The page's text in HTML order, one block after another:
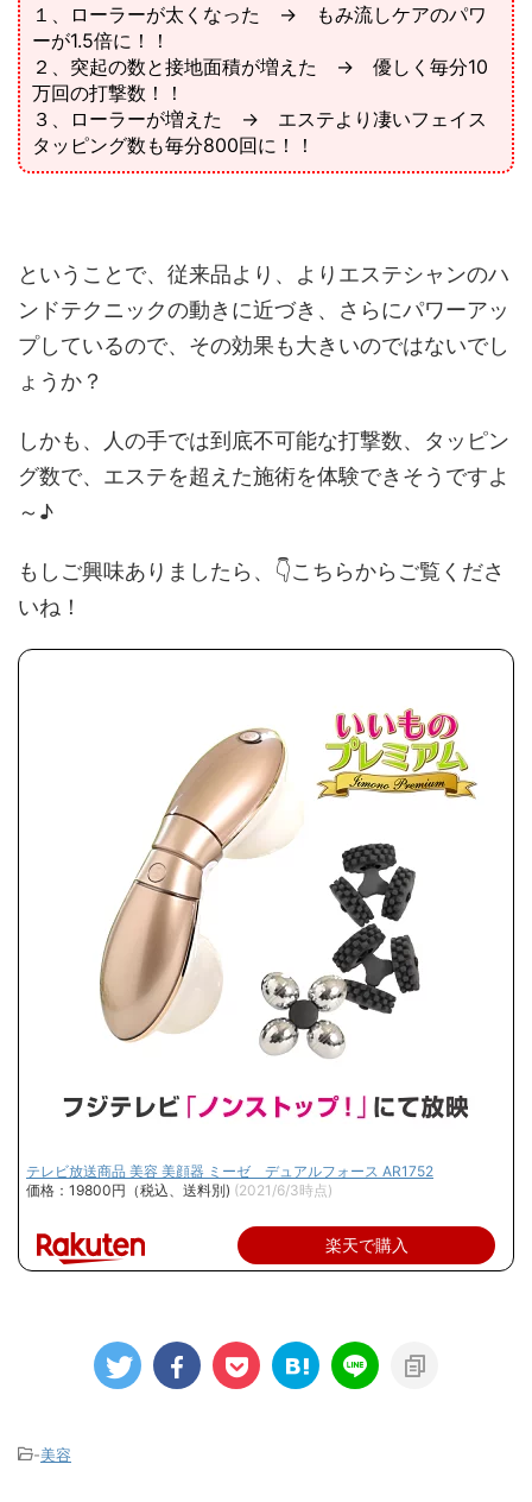
１、ローラーが太くなった → もみ流しケアのパワ
ーが1.5倍に！！
２、突起の数と接地面積が増えた → 優しく毎分10
万回の打撃数！！
３、ローラーが増えた → エステより凄いフェイス
タッピング数も毎分800回に！！
ということで、従来品より、より エステシャンのハ
ンドテクニックの動きに近づき 、さらにパワーアッ
プしているので、その効果も大きいのではないでし
ょうか？
しかも、人の手では到底不可能な打撃数、タッピン
グ数で、エステを超えた施術を体験できそうですよ
～♪
もしご興味ありましたら、👇こちらからご覧くださ
いね！
テレビ放送商品 美容 美顔器 ミーゼ デュアルフォース AR1752
価格：19800円（税込、送料別) (2021/6/3時点)
楽天で購入
-美容